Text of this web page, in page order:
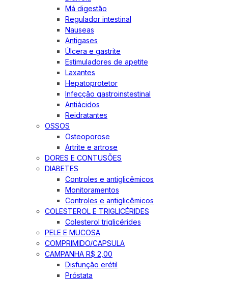
Má digestão
Regulador intestinal
Nauseas
Antigases
Úlcera e gastrite
Estimuladores de apetite
Laxantes
Hepatoprotetor
Infecção gastroinstestinal
Antiácidos
Reidratantes
OSSOS
Osteoporose
Artrite e artrose
DORES E CONTUSÕES
DIABETES
Controles e antiglicêmicos
Monitoramentos
Controles e antiglicêmicos
COLESTEROL E TRIGLICÉRIDES
Colesterol triglicérides
PELE E MUCOSA
COMPRIMIDO/CAPSULA
CAMPANHA R$ 2,00
Disfunção erétil
Próstata